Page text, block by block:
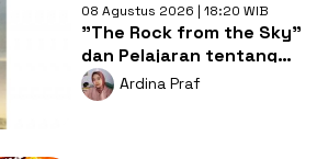
08 Agustus 2026 | 18:20 WIB
"The Rock from the Sky"
dan Pelajaran tentang
Berani Menghadapi
Perubahan
Ardina Praf